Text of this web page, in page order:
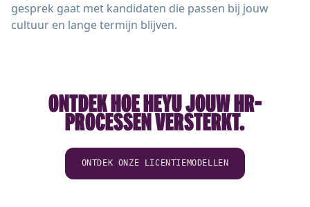
gesprek gaat met kandidaten die passen bij jouw
cultuur en lange termijn blijven.
ONTDEK HOE HEYU JOUW HR-
PROCESSEN VERSTERKT.
ONTDEK ONZE LICENTIEMODELLEN